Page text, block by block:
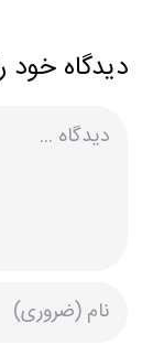
دیدگاه خود